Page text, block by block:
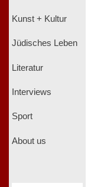
Kunst + Kultur
Jüdisches Leben
Literatur
Interviews
Sport
About us